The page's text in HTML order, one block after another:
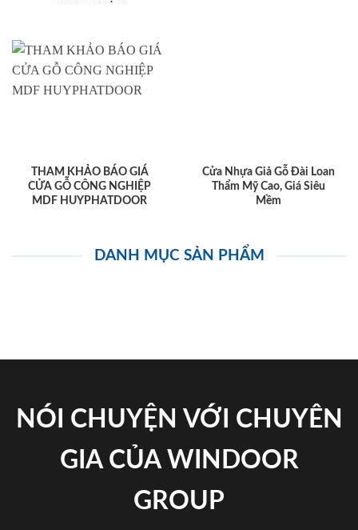
THAM KHẢO BÁO GIÁ
CỬA GỖ CÔNG NGHIỆP
MDF HUYPHATDOOR
Cửa Nhựa Giả Gỗ Đài Loan
Thẩm Mỹ Cao, Giá Siêu
Mềm
DANH MỤC SẢN PHẨM
NÓI CHUYỆN VỚI CHUYÊN
GIA CỦA WINDOOR
GROUP